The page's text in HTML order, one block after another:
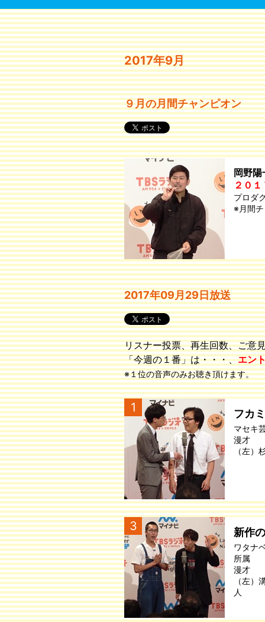
2017年9月
９月の月間チャンピオン
岡野陽
２０
プロダ
※月間
2017年09月29日放送
リスナー投票、再生回数、ご意
「今週の１番」は・・・、エン
※１位の音声のみお聴き頂けます。
1 フカ
マセキ
漫才
（左
3 新作
ワタナ
所属
漫才
（左
人